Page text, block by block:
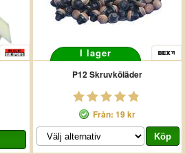
I lager
P12 Skruvköläder
Från: 19 kr